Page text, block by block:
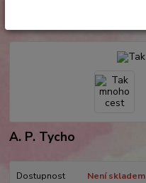
A. P. Tycho
Dostupnost Není skladem